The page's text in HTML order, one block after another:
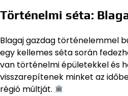
Történelmi séta:
Blagaj gazdag történelemmel
egy kellemes séta során
van történelmi épületekkel és
visszarepítenek minket az
régió múltját.